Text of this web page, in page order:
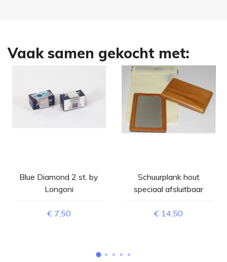
Vaak samen gekocht met:
Blue Diamond 2 st. by
Longoni
€ 7,50
Schuurplank hout
speciaal afsluitbaar
€ 14,50